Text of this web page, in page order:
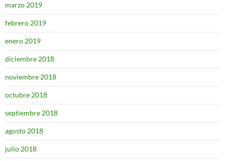
marzo 2019
febrero 2019
enero 2019
diciembre 2018
noviembre 2018
octubre 2018
septiembre 2018
agosto 2018
julio 2018